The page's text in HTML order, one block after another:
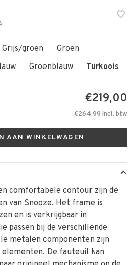
Grijs/groen
Groen
Groenblauw Turkoois
€219,00
€264,99 Incl. btw
AAN WINKELWAGEN
comfortabele contour zijn de
van Snooze. Het frame is
en is verkrijgbaar in
passen bij de verschillende
metalen componenten zijn
elementen. De fauteuil kan